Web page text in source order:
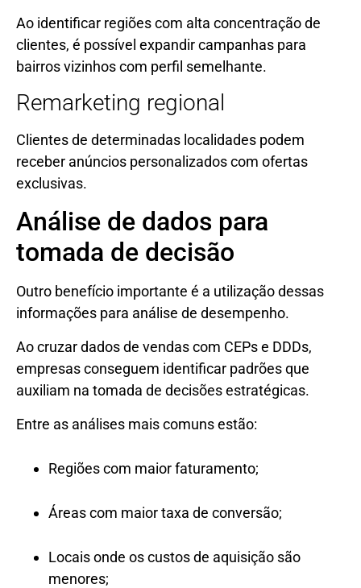
Ao identificar regiões com alta concentração de
clientes, é possível expandir campanhas para
bairros vizinhos com perfil semelhante.
Remarketing regional
Clientes de determinadas localidades podem
receber anúncios personalizados com ofertas
exclusivas.
Análise de dados para
tomada de decisão
Outro benefício importante é a utilização dessas
informações para análise de desempenho.
Ao cruzar dados de vendas com CEPs e DDDs,
empresas conseguem identificar padrões que
auxiliam na tomada de decisões estratégicas.
Entre as análises mais comuns estão:
Regiões com maior faturamento;
Áreas com maior taxa de conversão;
Locais onde os custos de aquisição são
menores;